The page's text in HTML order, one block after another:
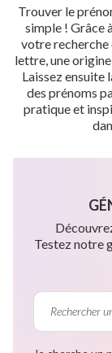
Trouver le
simple ! Grâce
votre recherche
lettre, une
Laissez ensuite
des prénoms
pratique et
Testez notre